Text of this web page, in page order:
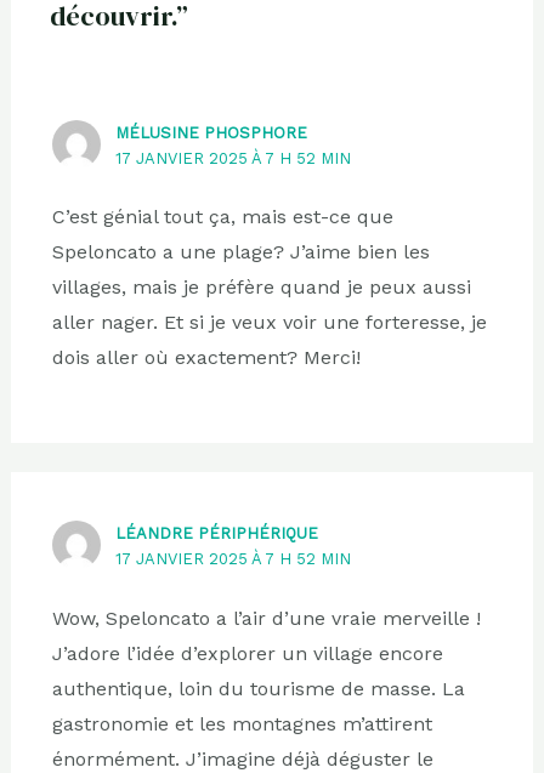
découvrir.”
MÉLUSINE PHOSPHORE
17 JANVIER 2025 À 7 H 52 MIN
C’est génial tout ça, mais est-ce que
Speloncato a une plage? J’aime bien les
villages, mais je préfère quand je peux aussi
aller nager. Et si je veux voir une forteresse, je
dois aller où exactement? Merci!
LÉANDRE PÉRIPHÉRIQUE
17 JANVIER 2025 À 7 H 52 MIN
Wow, Speloncato a l’air d’une vraie merveille !
J’adore l’idée d’explorer un village encore
authentique, loin du tourisme de masse. La
gastronomie et les montagnes m’attirent
énormément. J’imagine déjà déguster le